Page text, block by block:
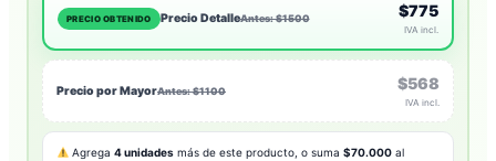
PRECIO OBTENIDO Precio DetalleAntes: $1500 $775
IVA incl.
Precio por MayorAntes: $1100 $568
IVA incl.
Agrega4 unidades más de este producto, o suma$70.000 al